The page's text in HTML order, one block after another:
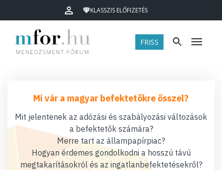
KLASSZIS ELŐFIZETÉS
FRISS Menü
Mi vár a magyar befektetőkre ősszel?
Mit jelentenek az adózási és szabályozási változások
a befektetők számára?
Merre tart az állampapírpiac?
Hogyan érdemes gondolkodni a hosszú távú
megtakarításokról és az ingatlanbefektetésekről?